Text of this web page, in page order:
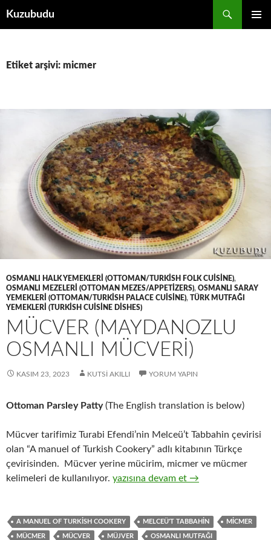
Kuzubudu
Etiket arşivi: micmer
OSMANLI HALK YEMEKLERI (OTTOMAN/TURKISH FOLK CUISINE),
OSMANLI MEZELERI (OTTOMAN MEZES/APPETIZERS), OSMANLI SARAY
YEMEKLERI (OTTOMAN/TURKISH PALACE CUISINE), TÜRK MUTFAĞI
YEMEKLERI (TURKISH CUISINE DISHES)
MÜCVER (MAYDANOZLU
OSMANLI MÜCVERİ)
KASIM 23, 2023 KUTSI AKILLI YORUM YAPIN
Ottoman Parsley Patty(The English translation is below)
Mücver tarifimiz Turabi Efendi’nin Melceü’t Tabbahin çevirisi
olan “A manuel of Turkish Cookery” adlı kitabının Türkçe
çevirisinden. Mücver yerine mücirim, micmer ve mücmer
kelimeleri de kullanılıyor. MÜCVER (MAYDANOZLU
yazısına devam et →
A MANUEL OF TURKISH COOKERY MELCEÜ'T TABBAHIN MICMER
MÜCMER MÜCVER MÜJVER OSMANLI MUTFAĞI